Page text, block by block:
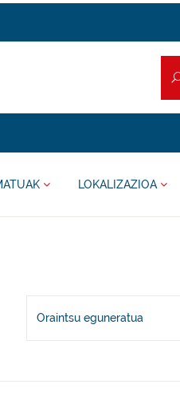
LOKALIZAZIOA
Oraintsu eguneratua